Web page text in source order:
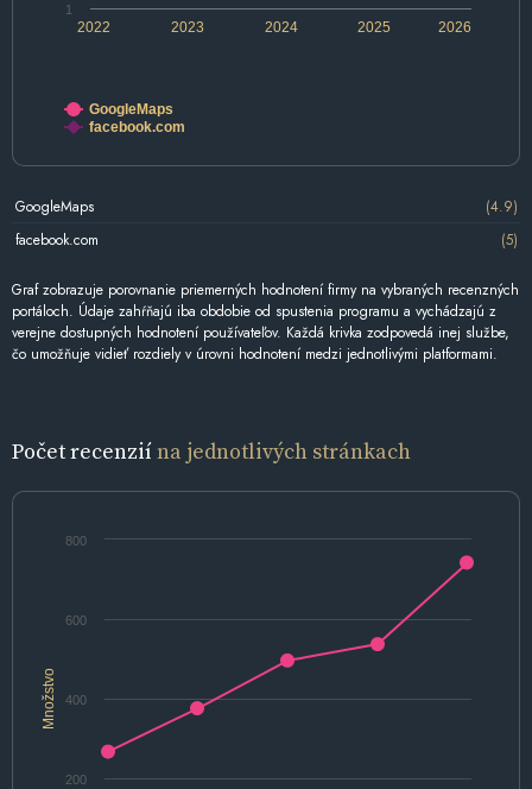
2022 2024 2026
2023 2025
1
GoogleMaps
facebook.com
GoogleMaps
(4.9)
facebook.com
(5)
Graf zobrazuje porovnanie priemerných hodnotení firmy na vybraných recenzných
portáloch. Údaje zahŕňajú iba obdobie od spustenia programu a vychádzajú z
verejne dostupných hodnotení používateľov. Každá krivka zodpovedá inej službe,
čo umožňuje vidieť rozdiely v úrovni hodnotení medzi jednotlivými platformami.
Počet recenziína jednotlivých stránkach
Množstvo
200
400
600
800